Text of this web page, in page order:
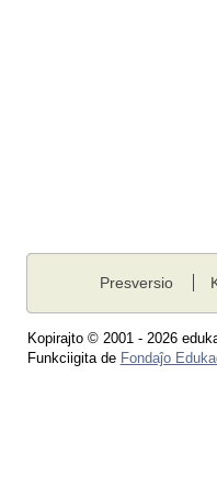
Presversio
Kopirajto © 2001 - 2026
Funkciigita de Fondaĵo